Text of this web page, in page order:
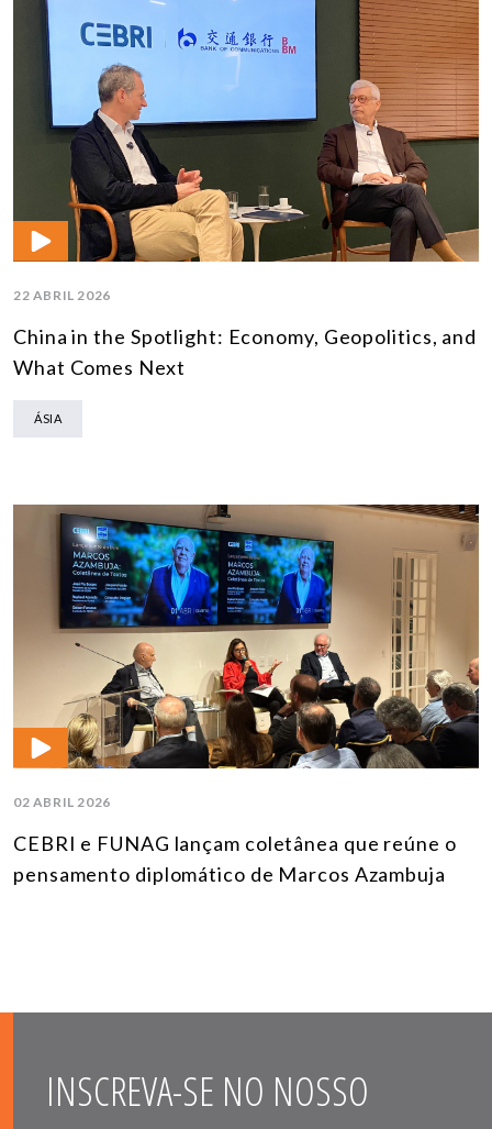
22 ABRIL 2026
China in the Spotlight: Economy, Geopolitics, and
What Comes Next
ÁSIA
02 ABRIL 2026
CEBRI e FUNAG lançam coletânea que reúne o
pensamento diplomático de Marcos Azambuja
INSCREVA-SE NO NOSSO